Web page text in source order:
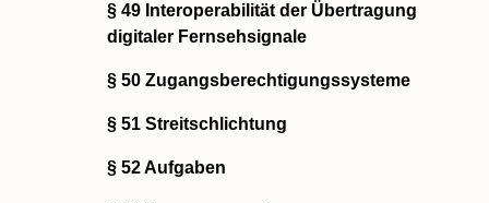
§ 49 Interoperabilität der Übertragung
digitaler Fernsehsignale
§ 50 Zugangsberechtigungssysteme
§ 51 Streitschlichtung
§ 52 Aufgaben